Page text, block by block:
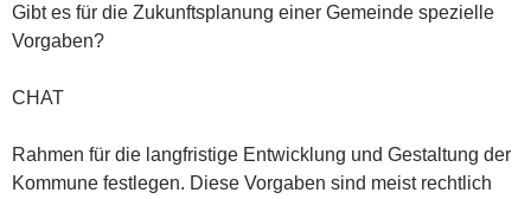
Gibt es für die Zukunftsplanung einer Gemeinde spezielle
Vorgaben?
CHAT
Rahmen für die langfristige Entwicklung und Gestaltung der
Kommune festlegen. Diese Vorgaben sind meist rechtlich